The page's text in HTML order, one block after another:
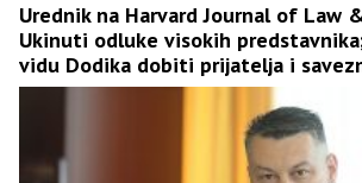
Urednik na Harvard Journal of Law
Ukinuti odluke visokih
vidu Dodika dobiti prijatelja i